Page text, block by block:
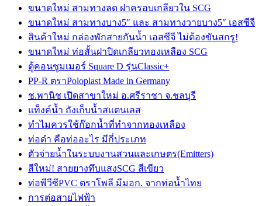
ขนาดใหม่ สามทางลด ฝาครอบเกลียวใน SCG
ขนาดใหม่ สามทางบาง5″ และ สามทางวายบาง5″ เอสซีจี
สินค้าใหม่ กล่องพักสายกันน้ำ เอสซีจี ไม่ต้องขันสกรู!
ขนาดใหม่ ท่อสั้นฝาปิดเกลียวทองเหลือง SCG
ตู้คอนซูมเมอร์ Square D รุ่นClassic+
PP-R ตราPoloplast Made in Germany
ช.พานิช เปิดสาขาใหม่ อ.ศรีราชา จ.ชลบุรี
แท็งค์น้ำ ถังเก็บน้ำสแตนเลส
ทำไมควรใช้ก๊อกน้ำที่ทำจากทองเหลือง
ท่อดำ คือท่ออะไร มีกี่ประเภท
ตัวจ่ายน้ำในระบบงานสวนและเกษตร(Emitters)
สีใหม่! สายยางทึบแสงSCG สีเขียว
ท่อพีวีซีPVC ตราโพลี มีมอก. จากท่อน้ำไทย
การต่อสายไฟฟ้า